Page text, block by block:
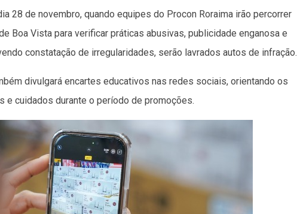
28 de novembro, quando equipes do Procon Roraima irão percorrer
Boa Vista para verificar práticas abusivas, publicidade enganosa e
constatação de irregularidades, serão lavrados autos de infração.
divulgará encartes educativos nas redes sociais, orientando os
cuidados durante o período de promoções.